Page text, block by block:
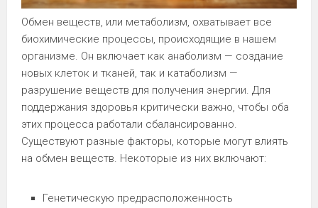
Обмен веществ, или метаболизм, охватывает все
биохимические процессы, происходящие в нашем
организме. Он включает как анаболизм — создание
новых клеток и тканей, так и катаболизм —
разрушение веществ для получения энергии. Для
поддержания здоровья критически важно, чтобы оба
этих процесса работали сбалансированно.
Существуют разные факторы, которые могут влиять
на обмен веществ. Некоторые из них включают:
Генетическую предрасположенность